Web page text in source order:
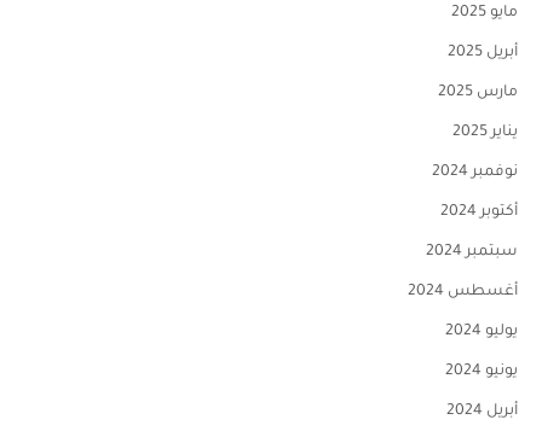
مايو 2025
أبريل 2025
مارس 2025
يناير 2025
نوفمبر 2024
أكتوبر 2024
سبتمبر 2024
أغسطس 2024
يوليو 2024
يونيو 2024
أبريل 2024